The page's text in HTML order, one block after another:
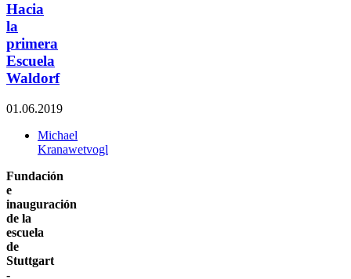
Hacia
la
primera
Escuela
Waldorf
01.06.2019
Michael
Kranawetvogl
Fundación
e
inauguración
de la
escuela
de
Stuttgart
-